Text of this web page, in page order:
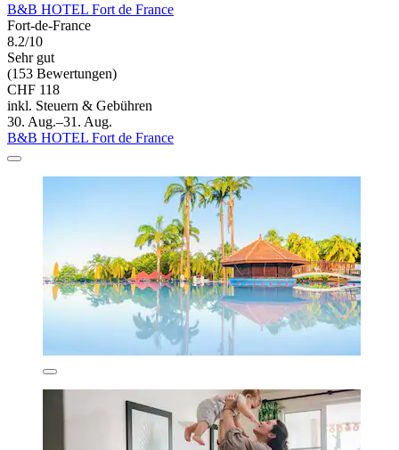
B&B HOTEL Fort de France
Fort-de-France
8.2/10
Sehr gut
(153 Bewertungen)
CHF 118
inkl. Steuern & Gebühren
30. Aug.–31. Aug.
B&B HOTEL Fort de France